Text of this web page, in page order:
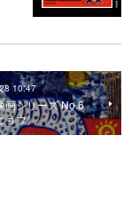
10:47
画シリーズ No.6
ョウ〉